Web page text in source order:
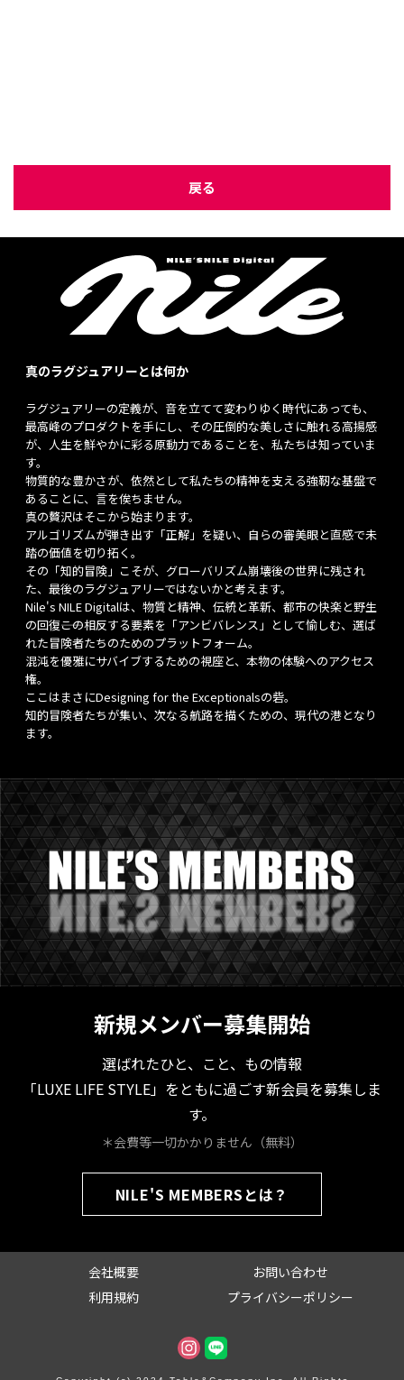
戻る
真のラグジュアリーとは何か
ラグジュアリーの定義が、音を立てて変わりゆく時代にあっても、
最高峰のプロダクトを手にし、その圧倒的な美しさに触れる高揚感
が、人生を鮮やかに彩る原動力であることを、私たちは知っていま
す。
物質的な豊かさが、依然として私たちの精神を支える強靭な基盤で
あることに、言を俟ちません。
真の贅沢はそこから始まります。
アルゴリズムが弾き出す「正解」を疑い、自らの審美眼と直感で未
踏の価値を切り拓く。
その「知的冒険」こそが、グローバリズム崩壊後の世界に残され
た、最後のラグジュアリーではないかと考えます。
Nile's NILE Digitalは、物質と精神、伝統と革新、都市の快楽と野生
の回復――この相反する要素を「アンビバレンス」として愉しむ、選ば
れた冒険者たちのためのプラットフォーム。
混沌を優雅にサバイブするための視座と、本物の体験へのアクセス
権。
ここはまさにDesigning for the Exceptionalsの砦。
知的冒険者たちが集い、次なる航路を描くための、現代の港となり
ます。
新規メンバー募集開始
選ばれたひと、こと、もの情報
「LUXE LIFE STYLE」をともに過ごす新会員を募集しま
す。
＊会費等一切かかりません（無料）
NILE'S MEMBERSとは？
会社概要
お問い合わせ
利用規約
プライバシーポリシー